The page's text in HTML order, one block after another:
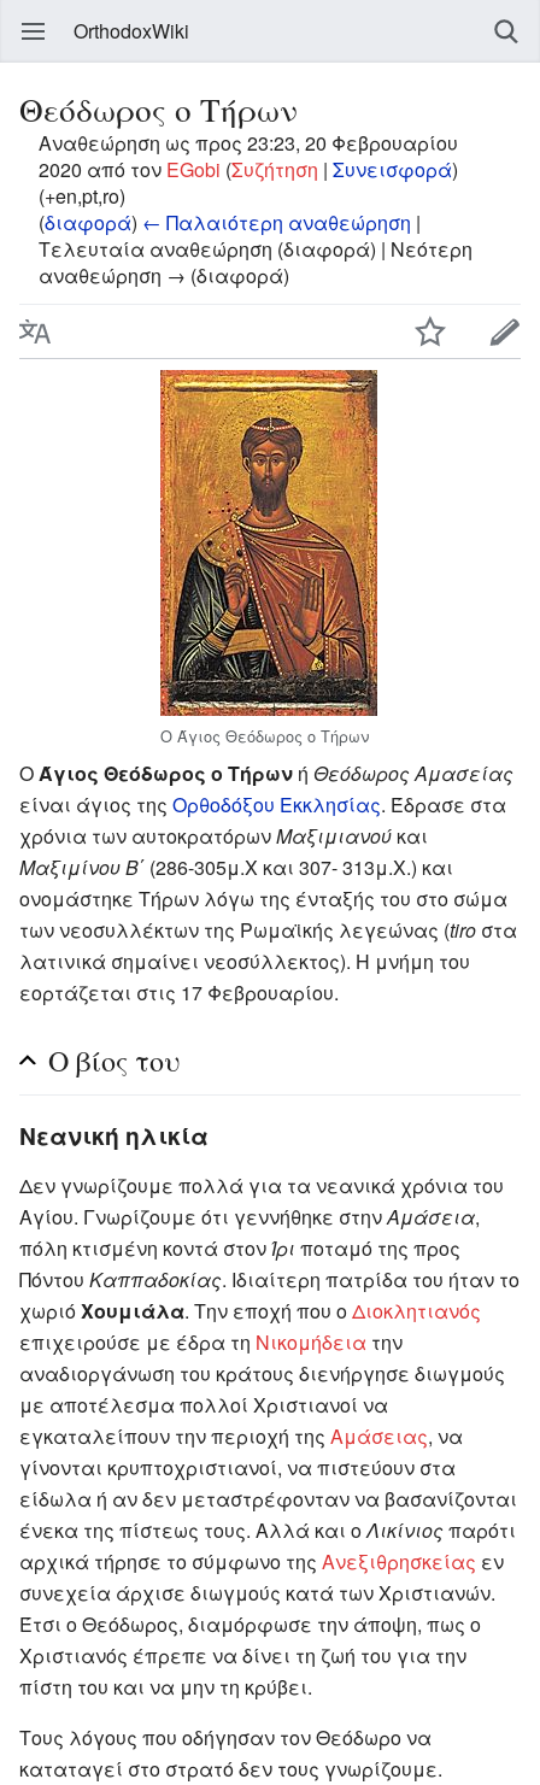
OrthodoxWiki
Θεόδωρος ο Τήρων
Αναθεώρηση ως προς 23:23, 20 Φεβρουαρίου
2020 από τον EGobi (Συζήτηση | Συνεισφορά)
(+en,pt,ro)
(διαφορά) ← Παλαιότερη αναθεώρηση |
Τελευταία αναθεώρηση (διαφορά) | Νεότερη
αναθεώρηση → (διαφορά)
Ο Άγιος Θεόδωρος ο Τήρων
OΆγιος Θεόδωρος ο Τήρων ή Θεόδωρος Αμασείας
είναι άγιος της Ορθοδόξου Εκκλησίας. Έδρασε στα
χρόνια των αυτοκρατόρωνΜαξιμιανού και
Μαξιμίνου Β΄ (286-305μ.Χ και 307- 313μ.Χ.) και
ονομάστηκε Τήρων λόγω της ένταξής του στο σώμα
των νεοσυλλέκτων της Ρωμαϊκής λεγεώνας (tiro στα
λατινικά σημαίνει νεοσύλλεκτος). Η μνήμη του
εορτάζεται στις 17 Φεβρουαρίου.
Ο βίος του
Νεανική ηλικία
Δεν γνωρίζουμε πολλά για τα νεανικά χρόνια του
Αγίου. Γνωρίζουμε ότι γεννήθηκε στηνΑμάσεια,
πόλη κτισμένη κοντά στονΊρι ποταμό της προς
Πόντου Καππαδοκίας. Ιδιαίτερη πατρίδα του ήταν το
χωριόΧουμιάλα. Την εποχή που οΔιοκλητιανός
επιχειρούσε με έδρα τη Νικομήδεια την
αναδιοργάνωση του κράτους διενήργησε διωγμούς
με αποτέλεσμα πολλοί Χριστιανοί να
εγκαταλείπουν την περιοχή της Αμάσειας, να
γίνονται κρυπτοχριστιανοί, να πιστεύουν στα
είδωλα ή αν δεν μεταστρέφονταν να βασανίζονται
ένεκα της πίστεως τους. Αλλά και οΛικίνιοςπαρότι
αρχικά τήρησε το σύμφωνο της Ανεξιθρησκείας εν
συνεχεία άρχισε διωγμούς κατά των Χριστιανών.
Έτσι ο Θεόδωρος, διαμόρφωσε την άποψη, πως ο
Χριστιανός έπρεπε να δίνει τη ζωή του για την
πίστη του και να μην τη κρύβει.
Τους λόγους που οδήγησαν τον Θεόδωρο να
καταταγεί στο στρατό δεν τους γνωρίζουμε.